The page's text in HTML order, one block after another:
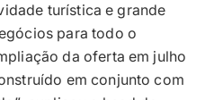
turística e grande
para todo o
da oferta em julho
em conjunto com